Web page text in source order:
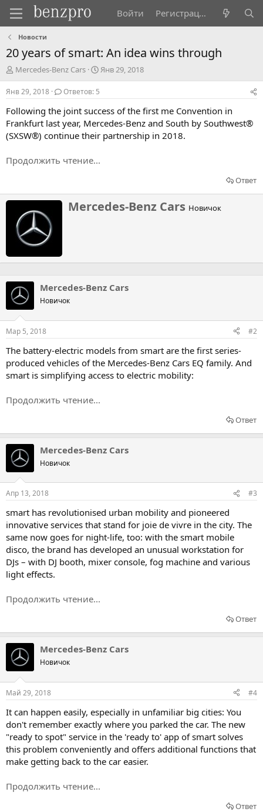
Войти Регистрация
Новости
20 years of smart: An idea wins through
А
в
т
о
р
т
е
Mercedes-Benz Cars
Д
а
а
н
а
ч
а
Янв 29, 2018
Янв 29, 2018 Ответов: 5
Following the joint success of the first me Convention in
Frankfurt last year, Mercedes-Benz and South by Southwest®
(SXSW®) continue their partnership in 2018.
Продолжить чтение...
Ответ
Н
аMercedes-Benz Cars Новичок
Mercedes-Benz Cars
Новичок
Мар 5, 2018 #2
The battery-electric models from smart are the first series-
produced vehicles of the Mercedes-Benz Cars EQ family. And
smart is simplifying access to electric mobility:
Продолжить чтение...
Ответ
Mercedes-Benz Cars
Новичок
Апр 13, 2018 #3
smart has revolutionised urban mobility and pioneered
innovative services that stand for joie de vivre in the city. The
same now goes for night-life, too: with the smart mobile
disco, the brand has developed an unusual workstation for
DJs – with DJ booth, mixer console, fog machine and various
light effects.
Продолжить чтение...
Ответ
Mercedes-Benz Cars
Новичок
Май 29, 2018 #4
It can happen easily, especially in unfamiliar big cities: You
don't remember exactly where you parked the car. The new
"ready to spot" service in the 'ready to' app of smart solves
this problem conveniently and offers additional functions that
make getting back to the car easier.
Продолжить чтение...
Ответ